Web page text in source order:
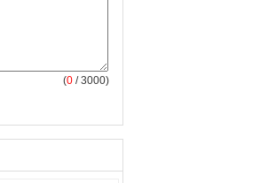
(0 / 3000)